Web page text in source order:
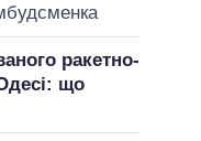
ракетно-
що